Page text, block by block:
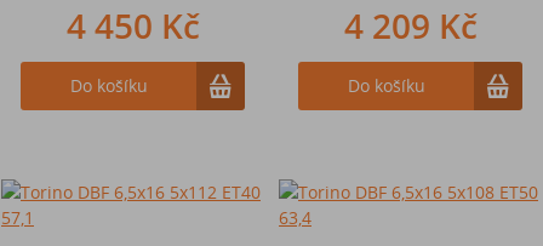
4 450 Kč
Do košíku
4 209 Kč
Do košíku